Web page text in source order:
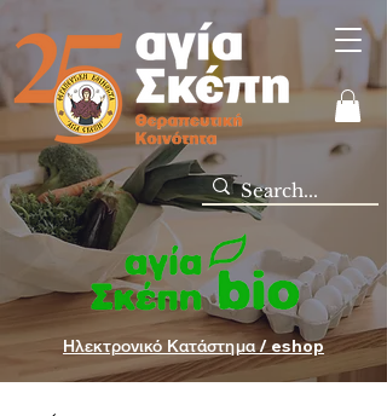
Ηλεκτρονικό Κατάστημα / eshop